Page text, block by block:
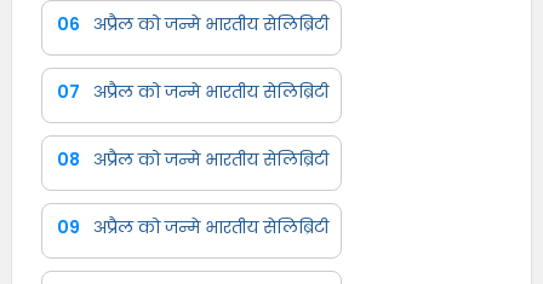
06 अप्रैल को जन्मे भारतीय सेलिब्रिटी
07 अप्रैल को जन्मे भारतीय सेलिब्रिटी
08 अप्रैल को जन्मे भारतीय सेलिब्रिटी
09 अप्रैल को जन्मे भारतीय सेलिब्रिटी